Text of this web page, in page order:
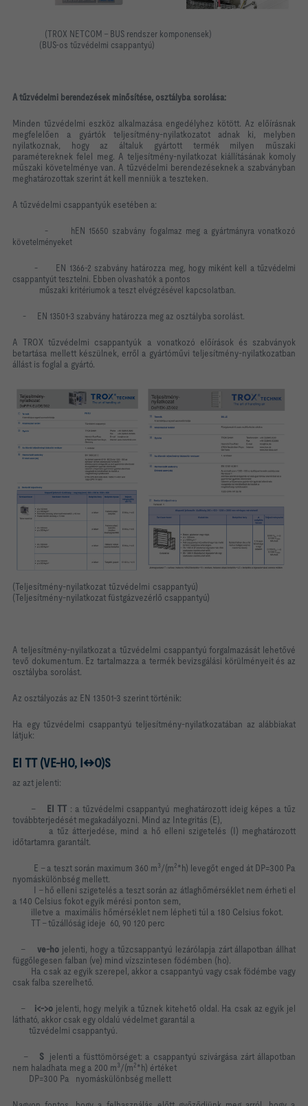
(TROX NETCOM – BUS rendszer komponensek)
(BUS-os tűzvédelmi csappantyú)
A tűzvédelmi berendezések minősítése, osztályba sorolása:
Minden tűzvédelmi eszköz alkalmazása engedélyhez kötött. Az előírásnak
megfelelően a gyártók teljesítmény-nyilatkozatot adnak ki, melyben
nyilatkoznak, hogy az általuk gyártott termék milyen műszaki
paramétereknek felel meg. A teljesítmény-nyilatkozat kiállításának komoly
műszaki követelménye van. A tűzvédelmi berendezéseknek a szabványban
meghatározottak szerint át kell menniük a teszteken.
A tűzvédelmi csappantyúk esetében a:
hEN 15650 szabvány fogalmaz meg a gyártmányra vonatkozó
követelményeket
EN 1366-2 szabvány határozza meg, hogy miként kell a tűzvédelmi
csappantyút tesztelni. Ebben olvashatók a pontos
műszaki kritériumok a teszt elvégzésével kapcsolatban.
EN 13501-3 szabvány határozza meg az osztályba sorolást.
A TROX tűzvédelmi csappantyúk a vonatkozó előírások és szabványok
betartása mellett készülnek, erről a gyártóművi teljesítmény-nyilatkozatban
állást is foglal a gyártó.
(Teljesítmény-nyilatkozat tűzvédelmi csappantyú)
(Teljesítmény-nyilatkozat füstgázvezérlő csappantyú)
A teljesítmény-nyilatkozat a tűzvédelmi csappantyú forgalmazását lehetővé
tevő dokumentum. Ez tartalmazza a termék bevizsgálási körülményeit és az
osztályba sorolást.
Az osztályozás az EN 13501-3 szerint történik:
Ha egy tűzvédelmi csappantyú teljesítmény-nyilatkozatában az alábbiakat
látjuk:
EI TT (VE-HO, I↔O)S
az azt jelenti:
EI TT : a tűzvédelmi csappantyú meghatározott ideig képes a tűz
továbbterjedését megakadályozni. Mind az Integritás (E),
a tűz átterjedése, mind a hő elleni szigetelés (I) meghatározott
időtartamra garantált.
E – a teszt során maximum 360 m3/(m2*h) levegőt enged át DP=300 Pa
nyomáskülönbség mellett.
I – hő elleni szigetelés a teszt során az átlaghőmérséklet nem érheti el
a 140 Celsius fokot egyik mérési ponton sem,
illetve a maximális hőmérséklet nem lépheti túl a 180 Celsius fokot.
TT – tűzállóság ideje 60, 90 120 perc
ve-ho jelenti, hogy a tűzcsappantyú lezárólapja zárt állapotban állhat
függőlegesen falban (ve) mind vízszintesen födémben (ho).
Ha csak az egyik szerepel, akkor a csappantyú vagy csak födémbe vagy
csak falba szerelhető.
i<->o jelenti, hogy melyik a tűznek kitehető oldal. Ha csak az egyik jel
látható, akkor csak egy oldalú védelmet garantál a
tűzvédelmi csappantyú.
S jelenti a füsttömörséget: a csappantyú szivárgása zárt állapotban
nem haladhata meg a 200 m3/(m2*h) értéket
DP=300 Pa nyomáskülönbség mellett